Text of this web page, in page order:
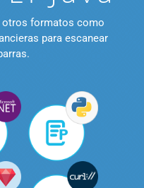
otros formatos como
para escanear